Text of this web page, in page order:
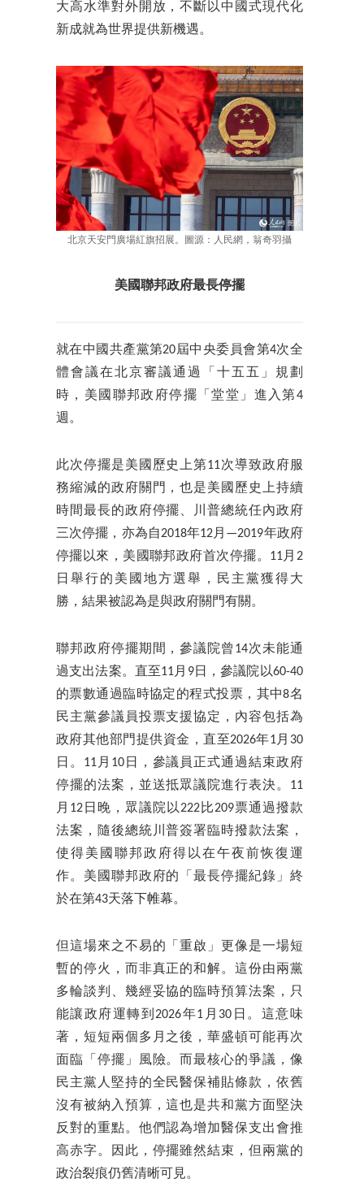
大高水準對外開放，不斷以中國式現代化
新成就為世界提供新機遇。
北京天安門廣場紅旗招展。圖源：人民網，翁奇羽攝
美國聯邦政府最長停擺
就在中國共產黨第20屆中央委員會第4次全
體會議在北京審議通過「十五五」規劃
時，美國聯邦政府停擺「堂堂」進入第4
週。
此次停擺是美國歷史上第11次導致政府服
務縮減的政府關門，也是美國歷史上持續
時間最長的政府停擺、川普總統任內政府
三次停擺，亦為自2018年12月—2019年政府
停擺以來，美國聯邦政府首次停擺。11月2
日舉行的美國地方選舉，民主黨獲得大
勝，結果被認為是與政府關門有關。
聯邦政府停擺期間，參議院曾14次未能通
過支出法案。直至11月9日，參議院以60-40
的票數通過臨時協定的程式投票，其中8名
民主黨參議員投票支援協定，內容包括為
政府其他部門提供資金，直至2026年1月30
日。11月10日，參議員正式通過結束政府
停擺的法案，並送抵眾議院進行表決。11
月12日晚，眾議院以222比209票通過撥款
法案，隨後總統川普簽署臨時撥款法案，
使得美國聯邦政府得以在午夜前恢復運
作。美國聯邦政府的「最長停擺紀錄」終
於在第43天落下帷幕。
但這場來之不易的「重啟」更像是一場短
暫的停火，而非真正的和解。這份由兩黨
多輪談判、幾經妥協的臨時預算法案，只
能讓政府運轉到2026年1月30日。這意味
著，短短兩個多月之後，華盛頓可能再次
面臨「停擺」風險。而最核心的爭議，像
民主黨人堅持的全民醫保補貼條款，依舊
沒有被納入預算，這也是共和黨方面堅決
反對的重點。他們認為增加醫保支出會推
高赤字。因此，停擺雖然結束，但兩黨的
政治裂痕仍舊清晰可見。